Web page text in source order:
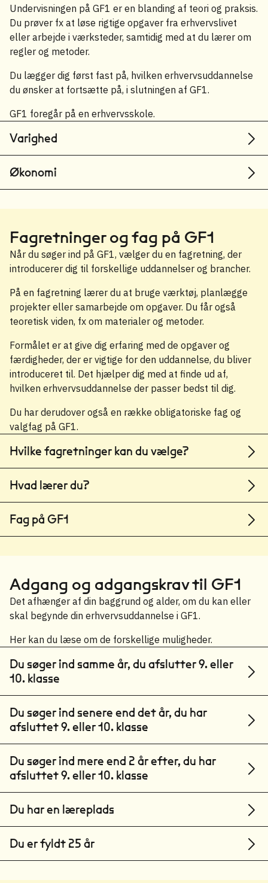
Undervisningen på GF1 er en blanding af teori og praksis.
Du prøver fx at løse rigtige opgaver fra erhvervslivet
eller arbejde i værksteder, samtidig med at du lærer om
regler og metoder.
Du lægger dig først fast på, hvilken erhvervsuddannelse
du ønsker at fortsætte på, i slutningen af GF1.
GF1 foregår på en erhvervsskole.
Varighed
Økonomi
Fagretninger og fag på GF1
Når du søger ind på GF1, vælger du en fagretning, der
introducerer dig til forskellige uddannelser og brancher.
På en fagretning lærer du at bruge værktøj, planlægge
projekter eller samarbejde om opgaver. Du får også
teoretisk viden, fx om materialer og metoder.
Formålet er at give dig erfaring med de opgaver og
færdigheder, der er vigtige for den uddannelse, du bliver
introduceret til. Det hjælper dig med at finde ud af,
hvilken erhvervsuddannelse der passer bedst til dig.
Du har derudover også en række obligatoriske fag og
valgfag på GF1.
Hvilke fagretninger kan du vælge?
Hvad lærer du?
Fag på GF1
Adgang og adgangskrav til GF1
Det afhænger af din baggrund og alder, om du kan eller
skal begynde din erhvervsuddannelse i GF1.
Her kan du læse om de forskellige muligheder.
Du søger ind samme år, du afslutter 9. eller
10. klasse
Du søger ind senere end det år, du har
afsluttet 9. eller 10. klasse
Du søger ind mere end 2 år efter, du har
afsluttet 9. eller 10. klasse
Du har en læreplads
Du er fyldt 25 år